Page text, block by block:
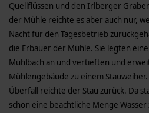
Quellflüssen und den Irlberger
der Mühle reichte es aber auch nur,
Nacht für den Tagesbetrieb
die Erbauer der Mühle. Sie legten
Mühlbach an und vertieften und
Mühlengebäude zu einem
Überfall reichte der Stau zurück. Da
schon eine beachtliche Menge